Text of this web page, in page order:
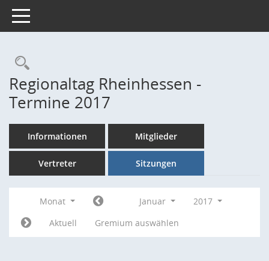
Toggle navigation
Rechercheauswahl
Regionaltag Rheinhessen -
Termine 2017
Informationen Mitglieder
Vertreter Sitzungen
Monat Januar
2017
Aktuell
Gremium auswählen